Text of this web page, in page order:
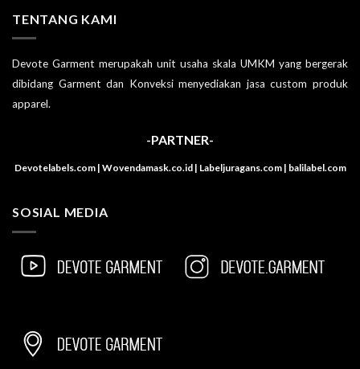
TENTANG KAMI
Devote Garment merupakah unit usaha skala UMKM yang bergerak
dibidang Garment dan Konveksi menyediakan jasa custom produk
apparel.
-PARTNER-
Devotelabels.com | Wovendamask.co.id | Labeljuragans.com | balilabel.com
SOSIAL MEDIA